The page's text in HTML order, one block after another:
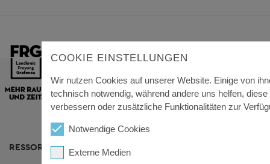
RESSORTS
COOKIE EINSTELLUNGEN
Wir nutzen Cookies auf unserer Website. Einige von
technisch notwendig, während andere uns helfen,
verbessern oder zusätzliche Funktionalitäten zur
Notwendige Cookies
Externe Medien